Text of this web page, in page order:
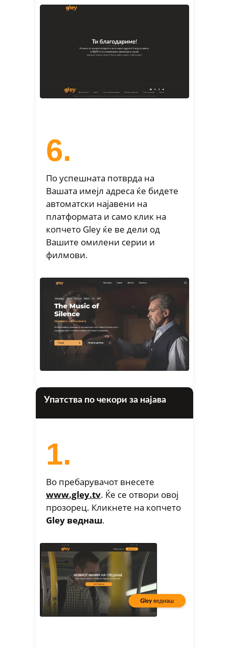
6.
По успешната потврда на
Вашата имејл адреса ќе бидете
автоматски најавени на
платформата и само клик на
копчето Gley ќе ве дели од
Вашите омилени серии и
филмови.
Упатства по чекори за најава
1.
Во пребарувачот внесете
www.gley.tv. Ќe се отвори овој
прозорец. Кликнете на копчето
Gley веднаш.